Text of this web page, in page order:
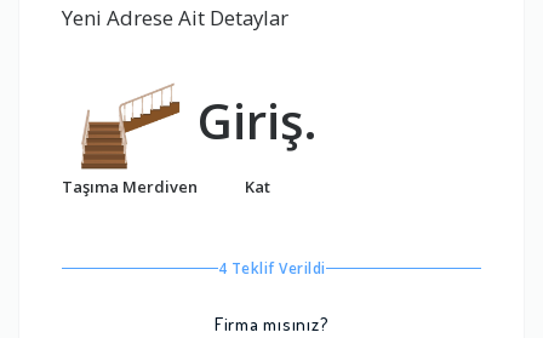
Yeni Adrese Ait Detaylar
Taşıma Merdiven
Giriş.
Kat
4 Teklif Verildi
Firma mısınız?